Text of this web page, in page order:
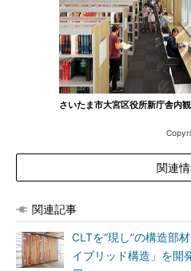
さいたま市大宮区役所新庁舎内
関連
関連記事
CLTを“現し”の構造部
イブリッド構造」を開